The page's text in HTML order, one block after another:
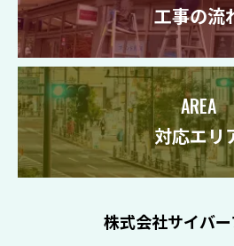
工事の流
AREA
対応エリ
株式会社サイバ